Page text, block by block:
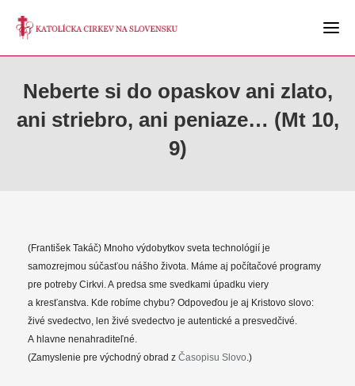
Neberte si do opaskov ani zlato,
ani striebro, ani peniaze… (Mt 10,
9)
(František Takáč) Mnoho výdobytkov sveta technológií je
samozrejmou súčasťou nášho života. Máme aj počítačové programy
pre potreby Cirkvi. A predsa sme svedkami úpadku viery
a kresťanstva. Kde robíme chybu? Odpoveďou je aj Kristovo slovo:
živé svedectvo, len živé svedectvo je autentické a presvedčivé.
A hlavne nenahraditeľné.
(Zamyslenie pre východný obrad z Časopisu Slovo.)